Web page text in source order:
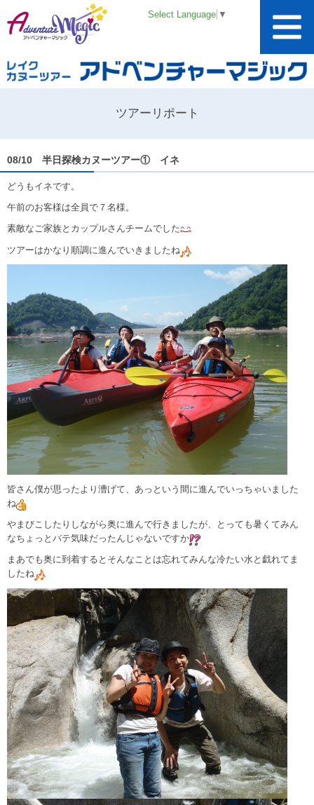
Select Language ▼
ツアーリポート
08/10 半日探検カヌーツアー① イネ
どうもイネです。
午前のお客様は全員で７名様。
素敵なご家族とカップルさんチームでした
ツアーはかなり順調に進んでいきましたね
皆さん僕が思ったより漕げて、あっという間に進んでいっちゃいました
ね
やまびこしたりしながら奥に進んで行きましたが、とっても暑くてみん
なちょっとバテ気味だったんじゃないですか
まあでも奥に到着するとそんなことは忘れてみんな冷たい水と戯れてま
したね